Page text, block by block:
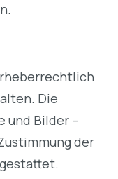
Die
und Bilder –
der